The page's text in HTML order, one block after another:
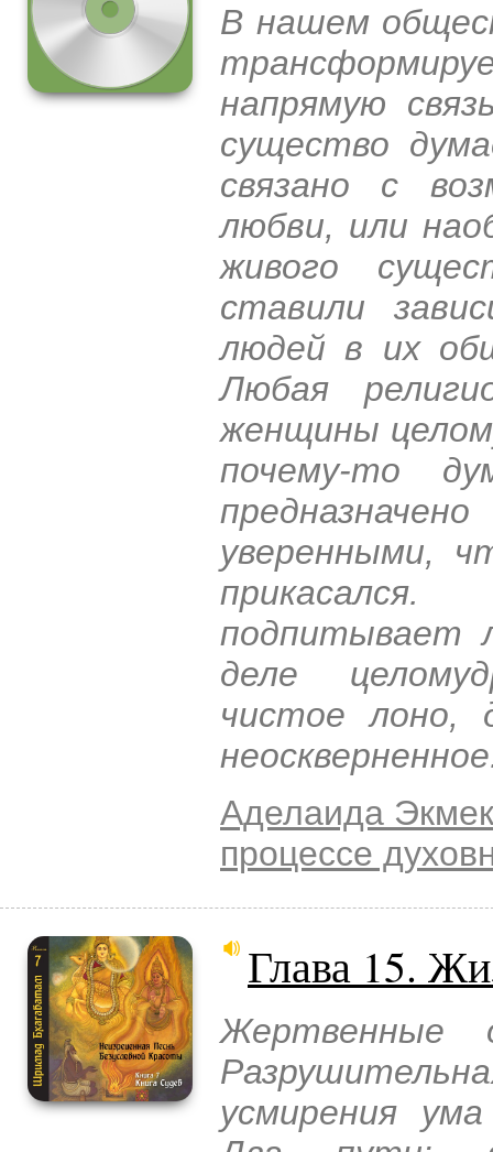
В нашем
напрямую
существо
связано с
любви, или
живого
ставили
людей в их
Любая
женщины
почему-то
уверенными,
подпитывает
деле
чистое лоно,
Аделаида
процессе
Глава 15.
Жертвенные
усмирения